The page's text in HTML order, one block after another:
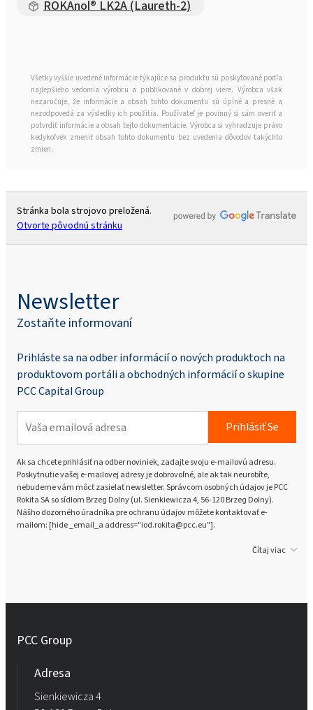
ROKAnol® LK2A (Laureth-2)
Všetky vyššie uvedené informácie týkajúce sa produktu sú poskytované podľa
najlepšieho vedomia výrobcu a publikované v dobrej viere. Výrobca však
nezaručuje, že informácie a obsah tohto dokumentu sú úplné a presné a
nezodpovedá za výsledky ich použitia. Používateľ je povinný si sám overiť a
potvrdiť informácie a obsah tejto dokumentácie. Výrobca si vyhradzuje právo
kedykoľvek zmeniť obsah tohto dokumentu bez uvedenia dôvodov takýchto
zmien.
Stránka bola strojovo preložená.
Otvorte pôvodnú stránku
Newsletter
Zostaňte informovaní
Prihláste sa na odber informácií o nových produktoch na
produktovom portáli a obchodných informácií o skupine
PCC Capital Group
Prihlásiť Se
Ak sa chcete prihlásiť na odber noviniek, zadajte svoju e-mailovú adresu.
Poskytnutie vašej e-mailovej adresy je dobrovoľné, ale ak tak neurobíte,
nebudeme vám môcť zasielať newsletter. Správcom osobných údajov je PCC
Rokita SA so sídlom Brzeg Dolny (ul. Sienkiewicza 4, 56-120 Brzeg Dolny).
Nášho dozorného úradníka pre ochranu údajov môžete kontaktovať e-
mailom: [hide _email_a address="iod.rokita@pcc.eu"].
Čítaj viac
PCC Group
Adresa
Sienkiewicza 4